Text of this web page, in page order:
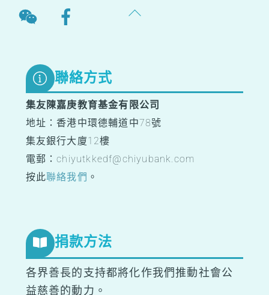
Back
聯絡方式
集友陳嘉庚教育基金有限公司
地址：香港中環德輔道中78號
集友銀行大廈12樓
電郵：chiyutkkedf@chiyubank.com
按此聯絡我們 。
捐款方法
各界善長的支持都將化作我們推動社會公
益慈善的動力。